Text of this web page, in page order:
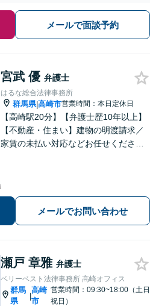
メールで面談予約
宮武 優 弁護士
はるな総合法律事務所
群馬県|高崎市営業時間：本日定休日
【高崎駅20分】【弁護士歴10年以上】
【不動産・住まい】建物の明渡請求／
家賃の未払い対応などお任せくださ
気軽にご相談ください。
メールでお問い合わせ
瀬戸 章雅 弁護士
ベリーベスト法律事務所 高崎オフィス
群馬
県
|
高崎
市
営業時間：09:30~18:00（土日
祝日）